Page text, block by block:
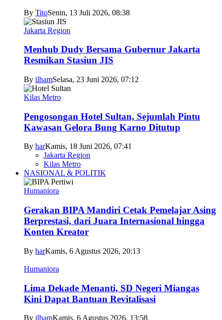
By TitoSenin, 13 Juli 2026, 08:38
Jakarta Region
Menhub Dudy Bersama Gubernur Jakarta
Resmikan Stasiun JIS
By ilhamSelasa, 23 Juni 2026, 07:12
Kilas Metro
Pengosongan Hotel Sultan, Sejumlah Pintu
Kawasan Gelora Bung Karno Ditutup
By harKamis, 18 Juni 2026, 07:41
Jakarta Region
Kilas Metro
NASIONAL & POLITIK
Humaniora
Gerakan BIPA Mandiri Cetak Pemelajar Asing
Berprestasi, dari Juara Internasional hingga
Konten Kreator
By harKamis, 6 Agustus 2026, 20:13
Humaniora
Lima Dekade Menanti, SD Negeri Miangas
Kini Dapat Bantuan Revitalisasi
By ilhamKamis, 6 Agustus 2026, 13:58